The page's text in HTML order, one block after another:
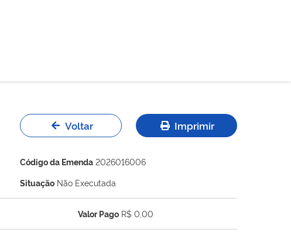
Voltar Imprimir
Código da Emenda 2026016006
Situação Não Executada
Valor Pago R$ 0,00